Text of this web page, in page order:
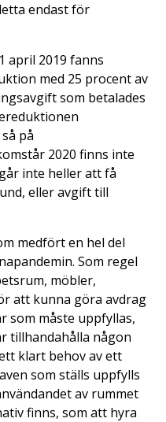
endast för
april 2019 fanns
med 25 procent av
som betalades
på
2020 finns inte
inte heller att få
eller avgift till
medfört en hel del
Som regel
möbler,
att kunna göra avdrag
som måste uppfyllas,
tillhandahålla någon
klart behov av ett
som ställs uppfylls
av rummet
finns, som att hyra